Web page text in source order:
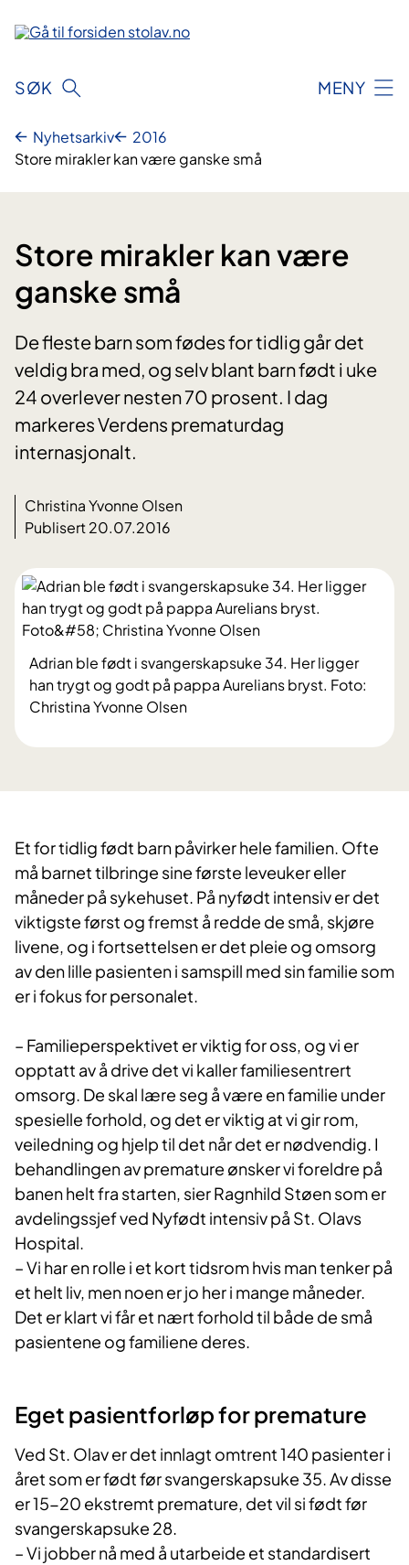
innhold
SØK MENY
Nyhetsarkiv
2016
Store mirakler kan være ganske små
Store mirakler kan være
ganske små
De fleste barn som fødes for tidlig går det
veldig bra med, og selv blant barn født i uke
24 overlever nesten 70 prosent. I dag
markeres Verdens prematurdag
internasjonalt.
Christina Yvonne Olsen
Publisert 20.07.2016
Adrian ble født i svangerskapsuke 34. Her ligger
han trygt og godt på pappa Aurelians bryst. Foto:
Christina Yvonne Olsen
​Et for tidlig født barn påvirker hele familien. Ofte
må barnet tilbringe sine første leveuker eller
måneder på sykehuset. På nyfødt intensiv er det
viktigste først og fremst å redde de små, skjøre
livene, og i fortsettelsen er det pleie og omsorg
av den lille pasienten i samspill med sin familie som
er i fokus for personalet.
– Familieperspektivet er viktig for oss, og vi er
opptatt av å drive det vi kaller familiesentrert
omsorg. De skal lære seg å være en familie under
spesielle forhold, og det er viktig at vi gir rom,
veiledning og hjelp til det når det er nødvendig. I
behandlingen av premature ønsker vi foreldre på
banen helt fra starten, sier Ragnhild Støen som er
avdelingssjef ved Nyfødt intensiv på St. Olavs
Hospital.
– Vi har en rolle i et kort tidsrom hvis man tenker på
et helt liv, men noen er jo her i mange måneder.
Det er klart vi får et nært forhold til både de små
pasientene og familiene deres.
Eget pasientforløp for premature
Ved St. Olav er det innlagt omtrent 140 pasienter i
året som er født før svangerskapsuke 35. Av disse
er 15-20 ekstremt premature, det vil si født før
svangerskapsuke 28.
– Vi jobber nå med å utarbeide et standardisert